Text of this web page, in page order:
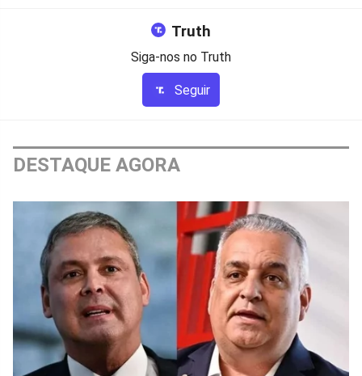
Truth
Siga-nos no Truth
Seguir
DESTAQUE AGORA